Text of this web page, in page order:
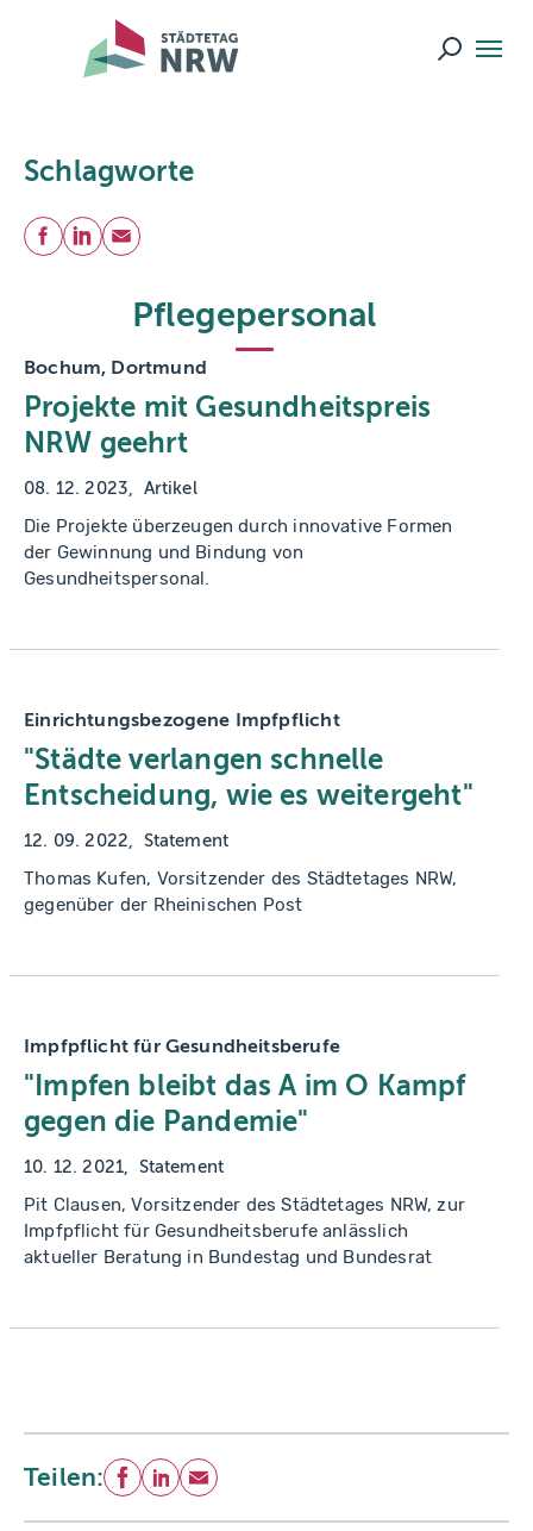
Skip to main navigation
Skip to main content
Skip to page footer
Suche
Schlagworte
Teilen
Facebook
LinkedIn
E-Mail
Pflegepersonal
Bochum, Dortmund
Projekte mit Gesundheitspreis
NRW geehrt
08. 12. 2023 Artikel
Die Projekte überzeugen durch innovative Formen
der Gewinnung und Bindung von
Gesundheitspersonal.
Einrichtungsbezogene Impfpflicht
"Städte verlangen schnelle
Entscheidung, wie es weitergeht"
12. 09. 2022 Statement
Thomas Kufen, Vorsitzender des Städtetages NRW,
gegenüber der Rheinischen Post
Impfpflicht für Gesundheitsberufe
"Impfen bleibt das A im O Kampf
gegen die Pandemie"
10. 12. 2021 Statement
Pit Clausen, Vorsitzender des Städtetages NRW, zur
Impfpflicht für Gesundheitsberufe anlässlich
aktueller Beratung in Bundestag und Bundesrat
Teilen: Facebook
LinkedIn
E-Mail